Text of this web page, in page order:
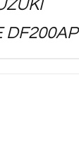
DF200AP